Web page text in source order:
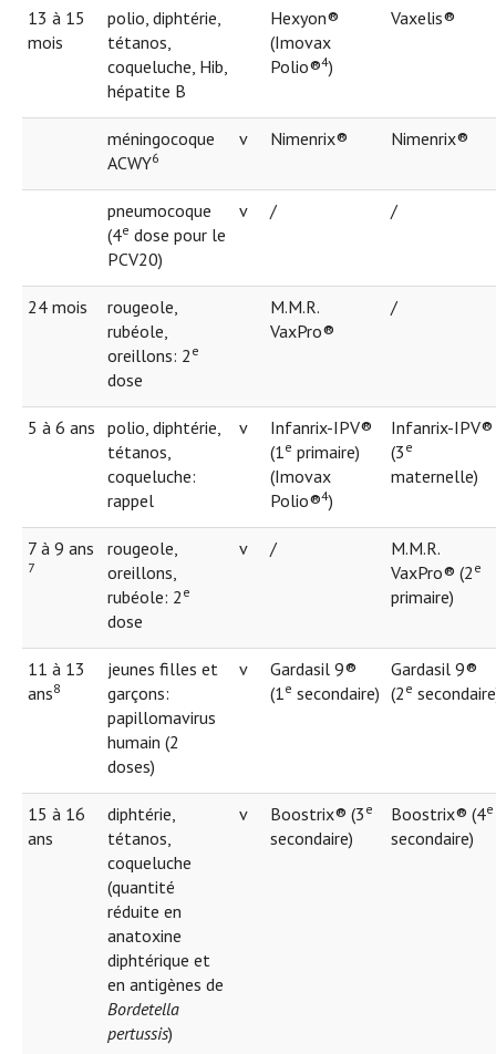
13 à 15
mois
polio, diphtérie,
tétanos,
coqueluche, Hib,
hépatite B
Hexyon®
(Imovax
Polio®4)
Vaxelis®
méningocoque
ACWY6
v Nimenrix® Nimenrix®
pneumocoque
(4e dose pour le
PCV20)
v / /
24 mois
rougeole,
rubéole,
oreillons: 2 e
dose
M.M.R.
VaxPro®
/
5 à 6 ans polio, diphtérie,
tétanos,
coqueluche:
rappel
v
Infanrix-IPV®
(1e primaire)
(Imovax
Polio®4)
Infanrix-IPV®
(3 e
maternelle)
7 à 9 ans
7
rougeole,
oreillons,
rubéole: 2 e
dose
v /
M.M.R.
VaxPro® (2 e
primaire)
11 à 13
ans8
jeunes filles et
garçons:
papillomavirus
humain (2
doses)
v
Gardasil 9®
(1e secondaire)
Gardasil 9®
(2 e
15 à 16
ans
diphtérie,
tétanos,
coqueluche
(quantité
réduite en
anatoxine
diphtérique et
en antigènes de
Bordetella
pertussis)
v Boostrix® (3 e
secondaire)
Boostrix® (4e
secondaire)